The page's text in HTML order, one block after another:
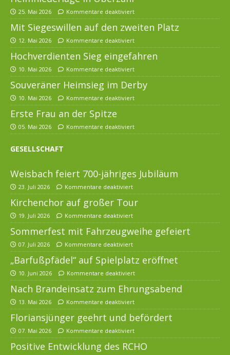
25. Mai 2026 Kommentare deaktiviert
Mit Siegeswillen auf den zweiten Platz
12. Mai 2026 Kommentare deaktiviert
Hochverdienten Sieg eingefahren
10. Mai 2026 Kommentare deaktiviert
Souveräner Heimsieg im Derby
10. Mai 2026 Kommentare deaktiviert
Erste Frau an der Spitze
05. Mai 2026 Kommentare deaktiviert
GESELLSCHAFT
Weisbach feiert 700-jähriges Jubiläum
23. Juli 2026 Kommentare deaktiviert
Kirchenchor auf großer Tour
19. Juli 2026 Kommentare deaktiviert
Sommerfest mit Fahrzeugweihe gefeiert
07. Juli 2026 Kommentare deaktiviert
„Barfußpfädel“ auf Spielplatz eröffnet
10. Juni 2026 Kommentare deaktiviert
Nach Brandeinsatz zum Ehrungsabend
13. Mai 2026 Kommentare deaktiviert
Floriansjünger geehrt und befördert
07. Mai 2026 Kommentare deaktiviert
Positive Entwicklung des RCHO